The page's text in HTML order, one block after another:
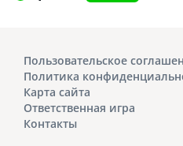
Пользовательское
Политика
Карта сайта
Ответственная игра
Контакты